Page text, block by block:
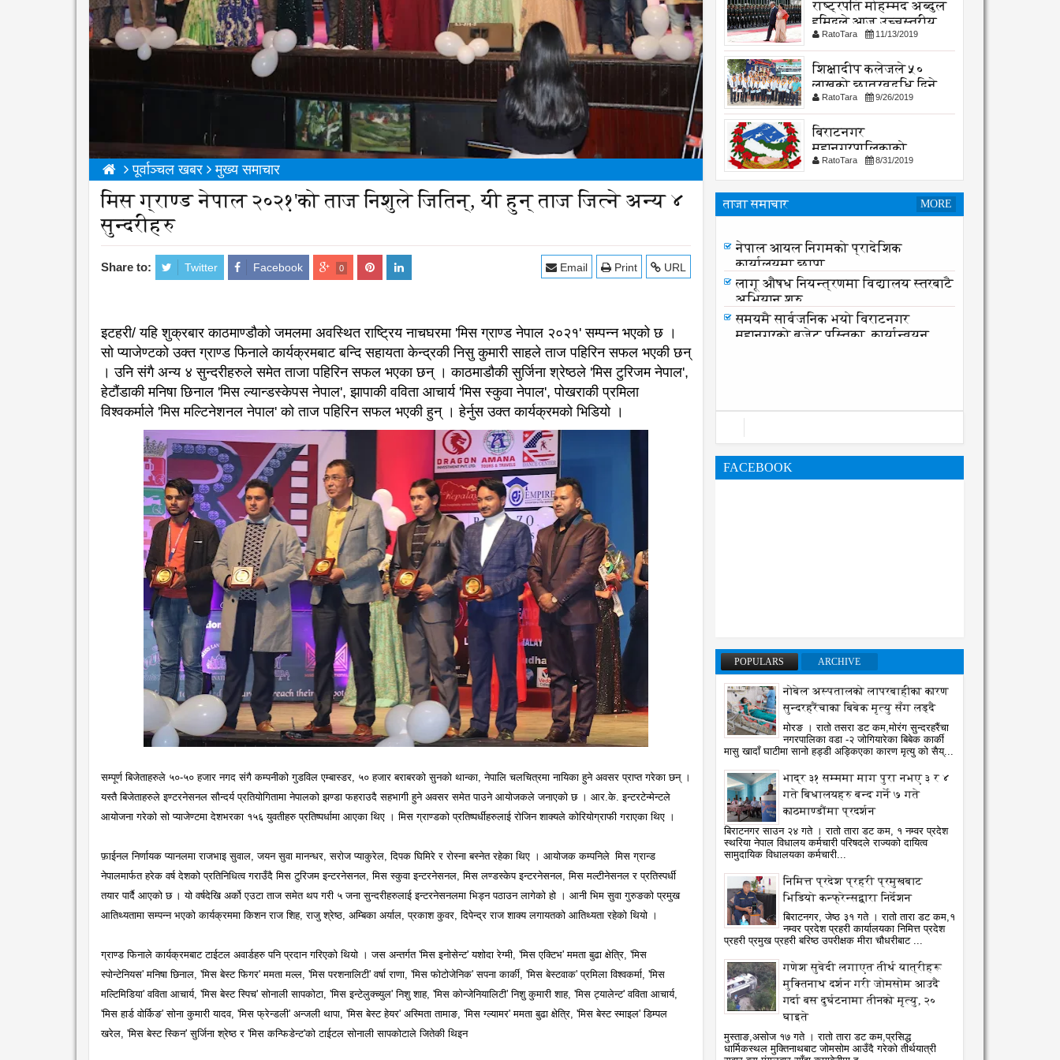
पूर्वाञ्चल खबर मुख्य समाचार
मिस ग्राण्ड नेपाल २०२१'को ताज निशुले जितिन्, यी हुन् ताज जित्ने अन्य ४
सुन्दरीहरु
Share to: Twitter Facebook 0 URL
Print
Email
इटहरी/ यहि शुक्रबार काठमाण्डौको जमलमा अवस्थित राष्ट्रिय नाचघरमा 'मिस ग्राण्ड नेपाल २०२१' सम्पन्न भएको छ ।
सो प्याजेण्टको उक्त ग्राण्ड फिनाले कार्यक्रमबाट बन्दि सहायता केन्द्रकी निसु कुमारी साहले ताज पहिरिन सफल भएकी छन्
। उनि संगै अन्य ४ सुन्दरीहरुले समेत ताजा पहिरिन सफल भएका छन् । काठमाडौकी सुर्जिना श्रेष्ठले 'मिस टुरिजम नेपाल',
हेटौंडाकी मनिषा छिनाल 'मिस ल्यान्डस्केपस नेपाल', झापाकी वविता आचार्य 'मिस स्कुवा नेपाल', पोखराकी प्रमिला
विश्वकर्माले 'मिस मल्टिनेशनल नेपाल' को ताज पहिरिन सफल भएकी हुन् । हेर्नुस उक्त कार्यक्रमको भिडियो ।
सम्पूर्ण बिजेताहरुले ५०-५० हजार नगद संगै कम्पनीको गुडविल एम्बास्डर, ५० हजार बराबरको सुनको थान्का, नेपालि चलचित्रमा नायिका हुने अवसर प्राप्त गरेका छन् ।
यस्तै बिजेताहरुले इण्टरनेसनल सौन्दर्य प्रतियोगितामा नेपालको झण्डा फहराउदै सहभागी हुने अवसर समेत पाउने आयोजकले जनाएको छ । आर.के. इन्टरटेन्मेन्टले
आयोजना गरेको सो प्याजेण्टमा देशभरका १५६ युवतीहरु प्रतिष्पर्धामा आएका थिए । मिस ग्राण्डको प्रतिष्पर्धीहरुलाई रोजिन शाक्यले कोरियोग्राफी गराएका थिए ।
फ़ाईनल निर्णायक प्यानलमा राजभाइ सुवाल, जयन सुवा मानन्धर, सरोज प्याकुरेल, दिपक घिमिरे र रोस्ना बस्नेत रहेका थिए । आयोजक कम्पनिले मिस ग्रान्ड
नेपालमार्फत हरेक वर्ष देशको प्रतिनिधित्व गराउँदै मिस टुरिजम इन्टरनेसनल, मिस स्कुवा इन्टरनेसनल, मिस लण्डस्केप इन्टरनेसनल, मिस मल्टीनेसनल र प्रतिस्पर्धी
तयार पार्दै आएको छ । यो वर्षदेखि अर्को एउटा ताज समेत थप गरी ५ जना सुन्दरीहरुलाई इन्टरनेसनलमा भिड्न पठाउन लागेको हो । आनी भिम सुवा गुरुङको प्रमुख
आतिथ्यतामा सम्पन्न भएको कार्यक्रममा किशन राज शिह, राजु श्रेष्ठ, अम्बिका अर्याल, प्रकाश कुवर, दिपेन्द्र राज शाक्य लगायतको आतिथ्यता रहेको थियो ।
ग्राण्ड फिनाले कार्यक्रमबाट टाईटल अवार्डहरु पनि प्रदान गरिएको थियो । जस अन्तर्गत 'मिस इनोसेन्ट' यशोदा रेग्मी, 'मिस एक्टिभ' ममता बुढा क्षेत्रि, 'मिस
स्पोन्टेनियस' मनिषा छिनाल, 'मिस बेस्ट फिगर' ममता मल्ल, 'मिस परशनालिटी' वर्षा राणा, 'मिस फोटोजेनिक' सपना कार्की, 'मिस बेस्टवाक' प्रमिला विश्वकर्मा, 'मिस
मल्टिमिडिया' वविता आचार्य, 'मिस बेस्ट स्पिच' सोनाली सापकोटा, 'मिस इन्टेलुक्च्युल' निशु शाह, 'मिस कोन्जेनियालिटी' निशु कुमारी शाह, 'मिस ट्यालेन्ट' वविता आचार्य,
'मिस हार्ड वोर्किङ' सोना कुमारी यादव, 'मिस फ्रेन्डली' अन्जली थापा, 'मिस बेस्ट हेयर' अस्मिता तामाङ, 'मिस ग्ल्यामर' ममता बुढा क्षेत्रि, 'मिस बेस्ट स्माइल' डिम्पल
खरेल, 'मिस बेस्ट स्किन' सुर्जिना श्रेष्ठ र 'मिस कन्फिडेन्ट'को टाईटल सोनाली सापकोटाले जितेकी थिइन
राष्ट्रपति मोहम्मद अब्दुल
हमिदले आज उच्चस्तरीय
भेटवार्ता गर्नु हुदै,
RatoTara 11/13/2019
शिक्षादीप कलेजले ५०
लाखको छात्रवृद्धि दिने
घोषणा
RatoTara 9/26/2019
बिराटनगर
महानगरपालिकाको
सार्वजनिक -सुचना
RatoTara 8/31/2019
ताजा समाचार MORE
कार्यालयमा छापा
नेपाल आयल निगमको प्रादेशिक
कार्यालयमा छापा
लागू औषध नियन्त्रणमा विद्यालय स्तरबाटै
अभियान शुरु
समयमै सार्वजनिक भयो विराटनगर
FACEBOOK
POPULARS ARCHIVE
नोबेल अस्पतालको लापरबाहीका कारण
सुन्दरहरैंचाका बिबेक मृत्यु सँग लड्दै
मोरङ । रातो तसरा डट कम,मोरंग सुन्दरहरैंचा
नगरपालिका वडा -२ जोगियारेका बिबेक कार्की
मासु खादाँ घाटीमा सानो हड्डी अड्किएका कारण मृत्यु को सैय्...
भाद्र ३१ सम्ममा माग पुरा नभए ३ र ४
गते बिधालयहरु बन्द गर्ने ७ गते
काठमाण्डौंमा प्रदर्शन
बिराटनगर साउन २४ गते । रातो तारा डट कम, १ नम्वर प्रदेश
स्थरिया नेपाल विधालय कर्मचारी परिषदले राज्यको दायित्व
सामुदायिक विधालयका कर्मचारी...
निमित्त प्रदेश प्रहरी प्रमुखबाट
भिडियो कन्फ्रेन्सद्वारा निर्देशन
बिराटनगर, जेष्ठ ३१ गते । रातो तारा डट कम,१
नम्वर प्रदेश प्रहरी कार्यालयका निमित्त प्रदेश
प्रहरी प्रमुख प्रहरी बरिष्ठ उपरीक्षक मीरा चौधरीबाट ...
गणेश सुवेदी लगाएत तीर्थ यात्रीहरू
मुक्तिनाथ दर्शन गरी जोमसोम आउदै
गर्दा बस दुर्घटनामा तीनको मृत्यु, २०
घाइते
मुस्ताङ,असोज १७ गते । रातो तारा डट कम,प्रसिद्ध
धार्मिकस्थल मुक्तिनाथबाट जोमसोम आउँदै गरेको तीर्थयात्री